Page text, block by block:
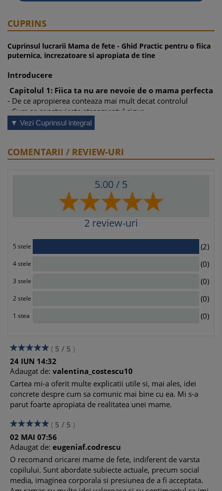
CUPRINS
Cuprinsul lucrarii Mama de fete - Ghid Practic pentru o fiica
puternica, increzatoare si apropiata de tine
Introducere
Capitolul 1: Fiica ta nu are nevoie de o mama perfecta
- De ce apropierea conteaza mai mult decat controlul
- Cum se construieste atasamentul sigur
- Greselile care apar din vina, oboseala si comparatie
- Cand mama incearca sa compenseze prin control excesiv
emotional
Capitolul 2: Limbajul afectiv si nevoile emotionale
- Cum iubesc fetele diferit de ceea ce cred multi adulti
- Sensibilitatea la ton, expresii si reactii
- Nevoia de validare si reasigurare
Exemple reale: 3 scene de validare emotionala in functie de
varsta
Capitolul 3: Navigarea furtunilor emotionale
- Fiziologia coplesirii emotionale la fete
- Cum raspundem anxietatii si ingrijorarilor excesive
Situatii rezolvate: Protocolul de calmare in 3 minute
- Nevoia de control si independenta
- Stabilirea limitelor fara lupte de putere
- Negocierea cu pastrarea autoritatii
- Cum o invatam responsabilitatea fara pedepse
Aplicatie practica: Tabelul "Optiunilor limitate"
Capitolul 5: Increderea interioara si validarea
- Observarea micro-expresiilor si reactiilor adultilor
- Evitarea dependentei de aprobare
- Combaterea tendintei de "people pleasing"
- Riscul sufocarii prin protectie excesiva
- Cum o lasi sa greseasca fara sa o abandonezi
Exemple reale: Cum incurajezi fara sa hranesti dependenta
de aprobare
▼ Vezi Cuprinsul integral
COMENTARII / REVIEW-URI
5.00/ 5
2 review-uri
5 stele (2)
4 stele (0)
3 stele (0)
2 stele (0)
1 stea (0)
( 5 / 5 )
24 IUN 14:32
Adaugat de: valentina_costescu10
Cartea mi-a oferit multe explicatii utile si, mai ales, idei
concrete despre cum sa comunic mai bine cu ea. Mi s-a
parut foarte apropiata de realitatea unei mame.
( 5 / 5 )
02 MAI 07:56
Adaugat de: eugeniaf.codrescu
O recomand oricarei mame de fete, indiferent de varsta
copilului. Sunt abordate subiecte actuale, precum social
media, imaginea corporala si presiunea de a fi acceptata.